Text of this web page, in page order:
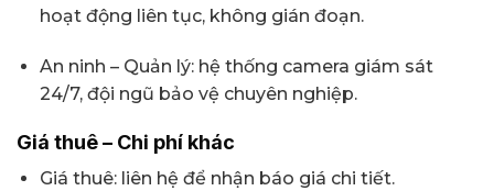
hoạt động liên tục, không gián đoạn.
An ninh – Quản lý: hệ thống camera giám sát
24/7, đội ngũ bảo vệ chuyên nghiệp.
Giá thuê – Chi phí khác
Giá thuê: liên hệ để nhận báo giá chi tiết.